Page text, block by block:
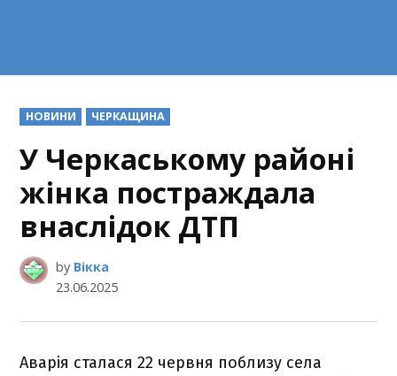
POSTED
IN
НОВИНИ ЧЕРКАЩИНА
У Черкаському районі
жінка постраждала
внаслідок ДТП
by Вікка
23.06.2025
Аварія сталася 22 червня поблизу села